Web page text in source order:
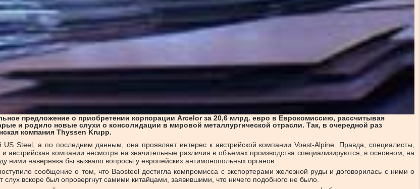
предложение о приобретении корпорации Arcelor за 20,6 млрд. евро в Еврокомиссию, рассчитывая
и родило новые слухи о консолидации в мировой металлургической отрасли. Так, в очередной раз
компания Thyssen Krupp.
Steel, а по последним данным, она проявляет интерес к австрийской компании Voest-Alpine. Правда, специалисты,
австрийская компании несмотря на значительные различия в объемах производства специализируются, в основном, на
ними наверняка бы вызвало вопросы у европейских антимонопольных органов.
сообщение о том, что Baosteel достигла компромисса с экспортерами железной руды и договорилась с ними о
вскоре был опровергнут самими китайцами, заявившими, что ничего подобного не было.